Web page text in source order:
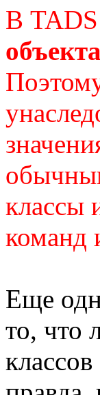
В TADS
классы
команд
Еще
то, что